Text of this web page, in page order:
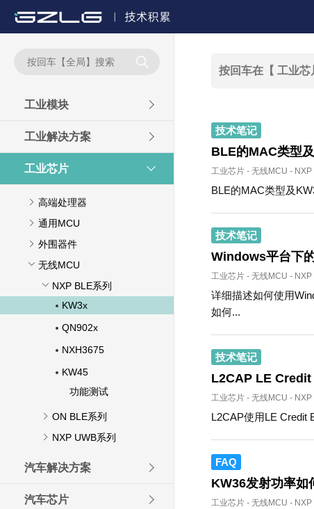

工业模块
工业解决方案
工业芯片
高端处理器
通用MCU
外围器件
无线MCU
NXP BLE系列
KW3x
QN902x
NXH3675
KW45
功能测试
ON BLE系列
NXP UWB系列
汽车解决方案
汽车芯片
技术笔记
BLE的MAC类型
工业芯片 - 无线MCU - NXP
BLE的MAC类型及
技术笔记
Windows平台下
工业芯片 - 无线MCU - NXP
详细描述如何使用
如何...
技术笔记
L2CAP LE Credit
工业芯片 - 无线MCU - NXP
L2CAP使用LE Credit
FAQ
KW36发射功率如
工业芯片 - 无线MCU - NXP